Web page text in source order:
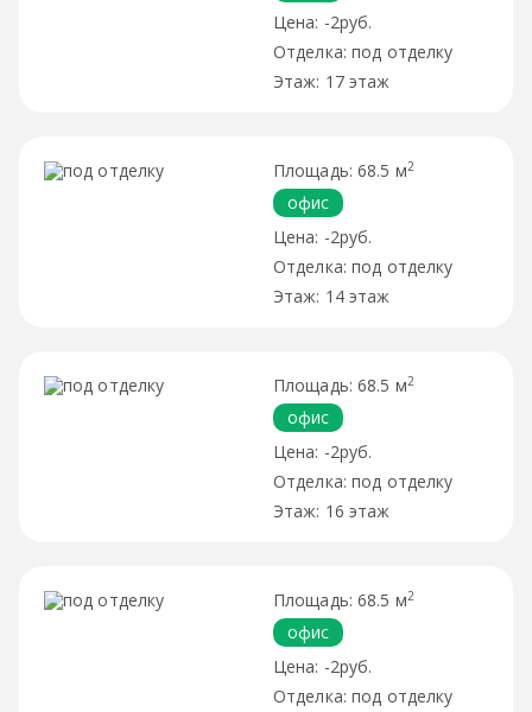
-2руб.
под отделку
17 этаж
68.5 м2
офис
-2руб.
под отделку
14 этаж
68.5 м2
офис
-2руб.
под отделку
16 этаж
68.5 м2
офис
-2руб.
под отделку